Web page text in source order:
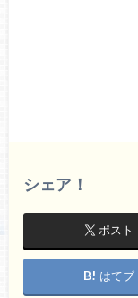
シェア！
ポスト
はてブ